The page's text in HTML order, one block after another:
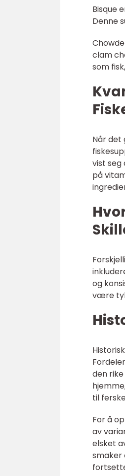
Bisque
Denne
clam
som
Når det
vist seg
på
og
være
den
til
For å
av
elsket
smaker